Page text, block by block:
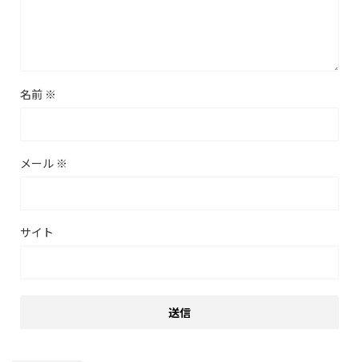
名前 ※
メール ※
サイト